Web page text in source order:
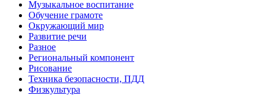
Музыкальное воспитание
Обучение грамоте
Окружающий мир
Развитие речи
Разное
Региональный компонент
Рисование
Техника безопасности, ПДД
Физкультура